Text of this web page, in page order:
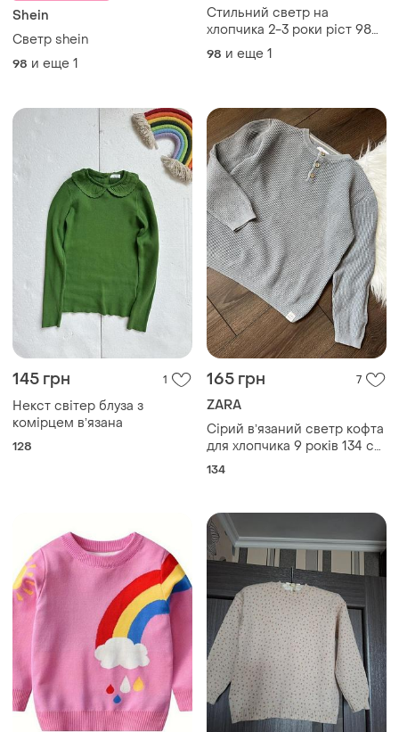
Shein
Светр shein
98 и еще 1
Стильний светр на
хлопчика 2-3 роки ріст 98
від f&f стан нового,
стьобаний дов 45, шир 32.5,
98 и еще 1
145 грн 1
Некст світер блуза з
комірцем вʼязана
128
165 грн 7
ZARA
Сірий вʼязаний светр кофта
для хлопчика 9 років 134 см
зара zara класичний на
134